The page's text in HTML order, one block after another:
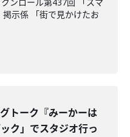
示係 「街で見かけたお
トーク『みーかーは
ク」でスタジオ行っ